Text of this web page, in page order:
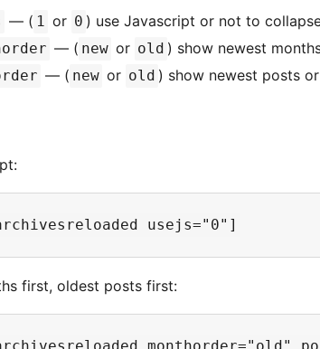
— ( 1 or 0 ) use Javascript or not to
— ( new or old ) show newest
— ( new or old ) show newest posts
first, oldest posts first: